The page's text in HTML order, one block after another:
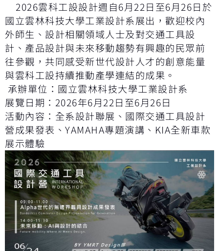
2026雲科工設設計週自6月22日至6月26日於
國立雲林科技大學工業設計系展出，歡迎校內
外師生、設計相關領域人士及對交通工具設
計、產品設計與未來移動趨勢有興趣的民眾前
往參觀，共同感受新世代設計人才的創意能量
與雲科工設持續推動產學連結的成果。
承辦單位：國立雲林科技大學工業設計系
展覽日期：2026年6月22日至6月26日
活動內容：全系設計聯展、國際交通工具設計
營成果發表、YAMAHA專題演講、KIA全新車款
展示體驗